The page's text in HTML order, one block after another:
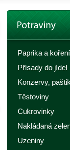
Paprika a
Přísady do jídel
Konzervy,
Těstoviny
Cukrovinky
Nakládaná
Uzeniny